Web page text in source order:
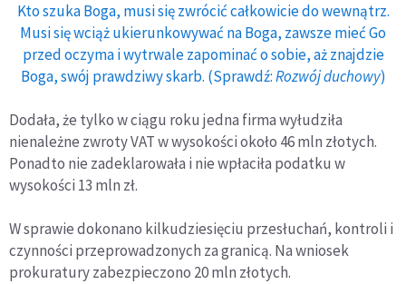
Kto szuka Boga, musi się zwrócić całkowicie do wewnątrz.
Musi się wciąż ukierunkowywać na Boga, zawsze mieć Go
przed oczyma i wytrwale zapominać o sobie, aż znajdzie
Boga, swój prawdziwy skarb. (Sprawdź:Rozwój duchowy)
Dodała, że tylko w ciągu roku jedna firma wyłudziła
nienależne zwroty VAT w wysokości około 46 mln złotych.
Ponadto nie zadeklarowała i nie wpłaciła podatku w
wysokości 13 mln zł.
W sprawie dokonano kilkudziesięciu przesłuchań, kontroli i
czynności przeprowadzonych za granicą. Na wniosek
prokuratury zabezpieczono 20 mln złotych.